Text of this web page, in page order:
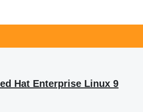
Hat Enterprise Linux 9